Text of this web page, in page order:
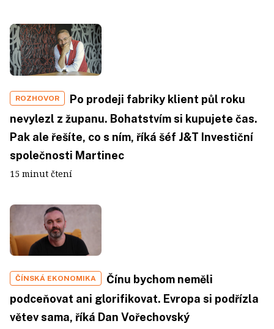
ROZHOVOR
Po prodeji fabriky klient půl roku
nevylezl z županu. Bohatstvím si kupujete čas.
Pak ale řešíte, co s ním, říká šéf J&T Investiční
společnosti Martinec
15 minut čtení
ČÍNSKÁ EKONOMIKA
Čínu bychom neměli
podceňovat ani glorifikovat. Evropa si podřízla
větev sama, říká Dan Vořechovský